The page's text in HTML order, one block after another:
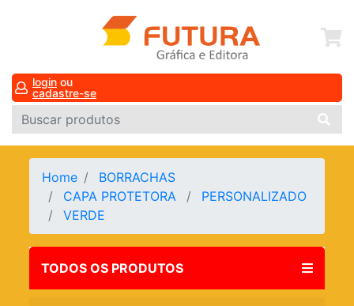
login ou
cadastre-se
Home
BORRACHAS
CAPA PROTETORA
PERSONALIZADO
VERDE
TODOS OS PRODUTOS